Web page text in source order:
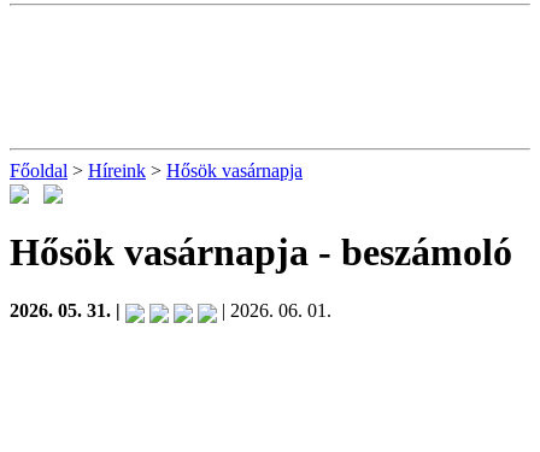
Főoldal > Híreink > Hősök vasárnapja
Hősök vasárnapja - beszámoló
2026. 05. 31. | | 2026. 06. 01.